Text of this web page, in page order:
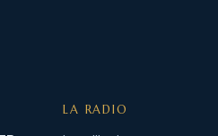
LA RADIO